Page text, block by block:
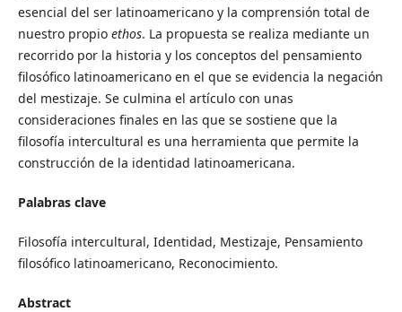
esencial del ser latinoamericano y la comprensión total de
nuestro propio ethos. La propuesta se realiza mediante un
recorrido por la historia y los conceptos del pensamiento
filosófico latinoamericano en el que se evidencia la negación
del mestizaje. Se culmina el artículo con unas
consideraciones finales en las que se sostiene que la
filosofía intercultural es una herramienta que permite la
construcción de la identidad latinoamericana.
Palabras clave
Filosofía intercultural, Identidad, Mestizaje, Pensamiento
filosófico latinoamericano, Reconocimiento.
Abstract